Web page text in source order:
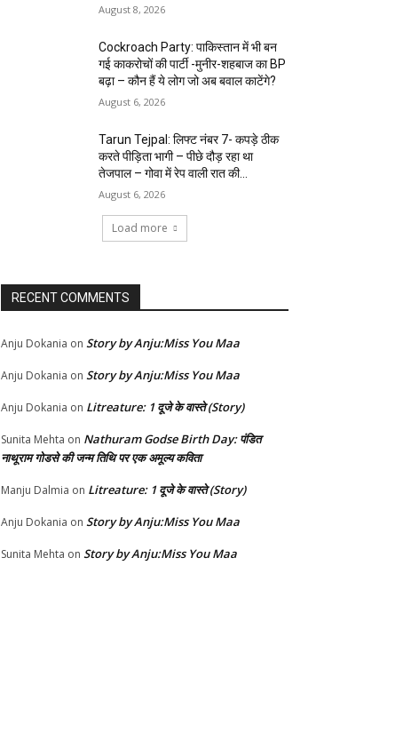
August 8, 2026
Cockroach Party: पाकिस्तान में भी बन
गई काकरोचों की पार्टी -मुनीर-शहबाज का BP
बढ़ा – कौन हैं ये लोग जो अब बवाल काटेंगे?
August 6, 2026
Tarun Tejpal: लिफ्ट नंबर 7- कपड़े ठीक
करते पीड़िता भागी – पीछे दौड़ रहा था
तेजपाल – गोवा में रेप वाली रात की...
August 6, 2026
Load more
RECENT COMMENTS
Anju Dokania on Story by Anju:Miss You Maa
Anju Dokania on Story by Anju:Miss You Maa
Anju Dokania on Litreature: 1 दूजे के वास्ते (Story)
Sunita Mehta on Nathuram Godse Birth Day: पंडित
नाथूराम गोडसे की जन्म तिथि पर एक अमूल्य कविता
Manju Dalmia on Litreature: 1 दूजे के वास्ते (Story)
Anju Dokania on Story by Anju:Miss You Maa
Sunita Mehta on Story by Anju:Miss You Maa